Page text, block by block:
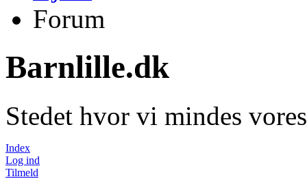
Forum
Barnlille.dk
Stedet hvor vi mindes
Index
Log ind
Tilmeld